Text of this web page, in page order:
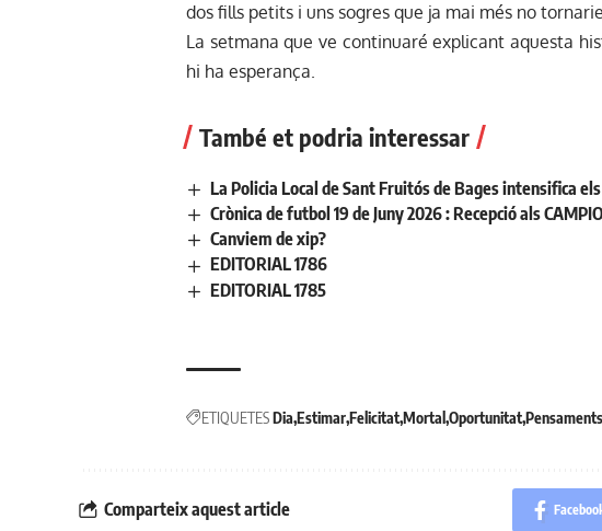
dos fills petits i uns sogres que ja mai més no
La setmana que ve continuaré explicant aquesta
hi ha esperança.
També et podria interessar
La Policia Local de Sant Fruitós de Bages intensifica
Crònica de futbol 19 de Juny 2026 : Recepció als
Canviem de xip?
EDITORIAL 1786
EDITORIAL 1785
ETIQUETESDia EstimarFelicitatMortal OportunitatPensaments
Comparteix aquest article